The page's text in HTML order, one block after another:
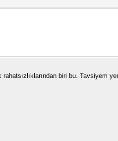
rahatsızlıklarından biri bu.